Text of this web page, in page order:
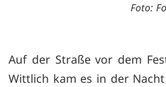
Foto:
Auf der Straße vor dem
Wittlich kam es in der